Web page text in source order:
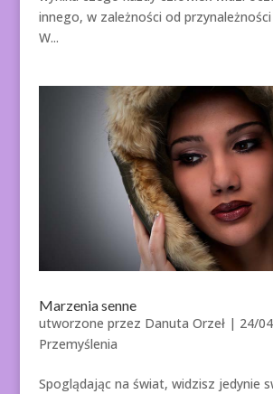
innego, w zależności od
W...
Marzenia senne
utworzone przez Danuta Orzeł| 24/
Przemyślenia
Spoglądając na świat, widzisz jedynie